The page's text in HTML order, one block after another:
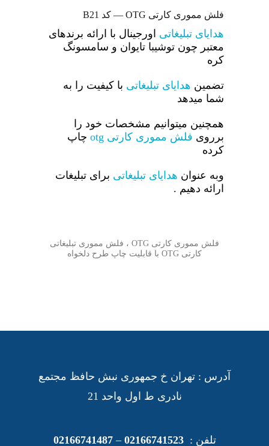
فلش مموری کارتی OTG — کد B21
هدایای تبلیغاتی اورجینال با ارائه برندهای
معتبر چون توشیبا تایوان و سامسونگ
کره
تضمین هدایای تبلیغاتی با کیفیت را به
شما میدهد
همچنین میتوانیم مشخصات خود را
برروی فلش مموری کارتی otg
چاپ
کرده
وبه عنوان هدایای تبلیغاتی برای تبلیغات
ارائه دهیم .
فلش مموری کارتی OTG ، فلش مموری تبلیغاتی
کارتی OTG با قابلیت چاپ طرح دلخواه
آدرس : تهران خ جمهوری نبش حافظ مجتمع
نادری ط اول واحد 21
تلفن :02166741523
–
02166741487